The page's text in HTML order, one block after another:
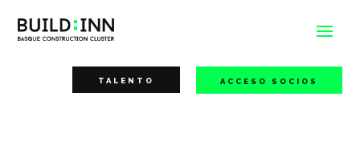
TALENTO ACCESO SOCIOS